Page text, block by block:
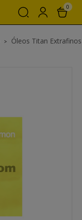
0
Óleos Titan Extrafinos